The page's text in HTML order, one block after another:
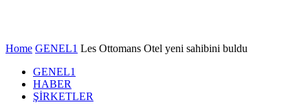
Home GENEL1 Les Ottomans Otel yeni sahibini buldu
GENEL1
HABER
ŞİRKETLER